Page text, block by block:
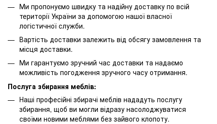
Ми пропонуємо швидку та надійну доставку по всій
території України за допомогою нашої власної
логістичної служби.
Вартість доставки залежить від обсягу замовлення та
місця доставки.
Ми гарантуємо зручний час доставки та надаємо
можливість погодження зручного часу отримання.
Послуга збирання меблів:
Наші професійні збирачі меблів нададуть послугу
збирання, щоб ви могли відразу насолоджуватися
своїми новими меблями без зайвого клопоту.